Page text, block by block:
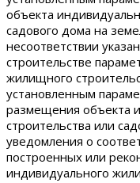
объекта
садового дома на
несоответствии
строительстве
жилищного
установленным
размещения объекта
строительства или
уведомления о
построенных или
индивидуального